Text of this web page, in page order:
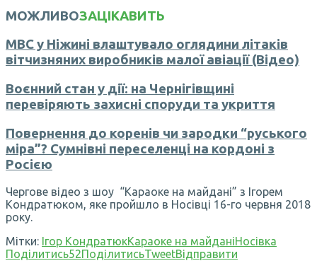
МОЖЛИВОЗАЦІКАВИТЬ
МВС у Ніжині влаштувало оглядини літаків
вітчизняних виробників малої авіації (Відео)
Воєнний стан у дії: на Чернігівщині
перевіряють захисні споруди та укриття
Повернення до коренів чи зародки “руського
міра”? Сумнівні переселенці на кордоні з
Росією
Чергове відео з шоу “Караоке на майдані” з Ігорем
Кондратюком, яке пройшло в Носівці 16-го червня 2018
року.
Мітки: Ігор КондратюкКараоке на майданіНосівка
Поділитись52ПоділитисьTweetВідправити